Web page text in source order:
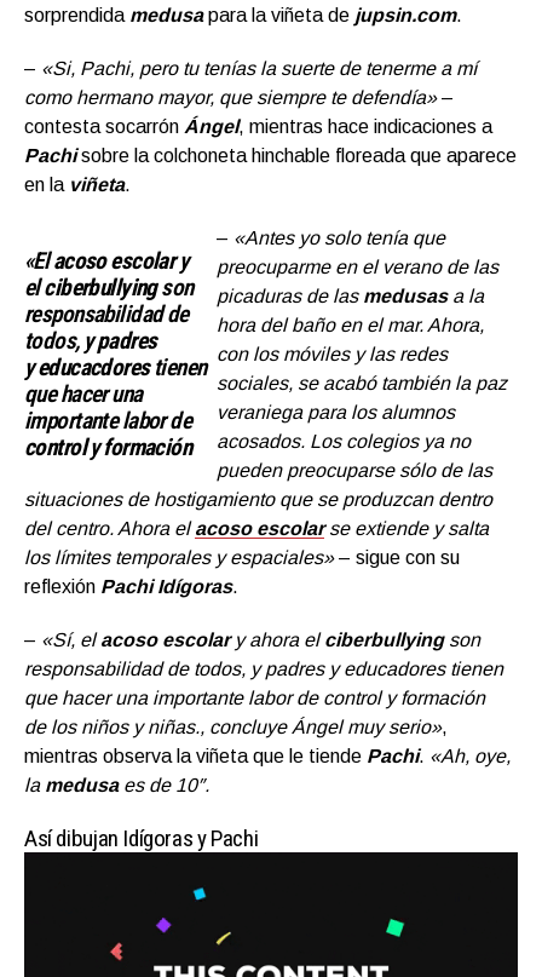
sorprendida medusapara la viñeta de jupsin.com.
– «Si, Pachi, pero tu tenías la suerte de tenerme a mí
como hermano mayor, que siempre te defendía»–
contesta socarrón Ángel, mientras hace indicaciones a
Pachi sobre la colchoneta hinchable floreada que aparece
en la viñeta.
«Elacoso escolary
elciberbullyingson
responsabilidad de
todos, ypadres
yeducacdorestienen
que hacer una
importante labor de
controlyformación
– «Antes yo solo tenía que
preocuparme en el verano de las
picaduras de las medusasa la
hora del baño en el mar. Ahora,
con los móviles y las redes
sociales, se acabó también la paz
veraniega para los alumnos
acosados. Los colegios ya no
pueden preocuparse sólo de las
situaciones de hostigamiento que se produzcan dentro
del centro. Ahora elacoso escolar se extiende y salta
los límites temporales y espaciales»– sigue con su
reflexión Pachi Idígoras.
– «Sí, elacoso escolary ahora elciberbullyingson
responsabilidad de todos, y padres y educadores tienen
que hacer una importante labor de control y formación
de los niños y niñas., concluye Ángel muy serio»,
mientras observa la viñeta que le tiende Pachi. «Ah, oye,
la medusaes de 10″.
Así dibujan Idígoras y Pachi